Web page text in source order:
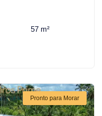
57 m²
Pronto para Morar